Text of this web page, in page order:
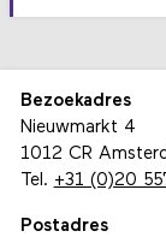
Bezoekadres
Nieuwmarkt 4
1012 CR
Tel. +31 (0)20
Postadres